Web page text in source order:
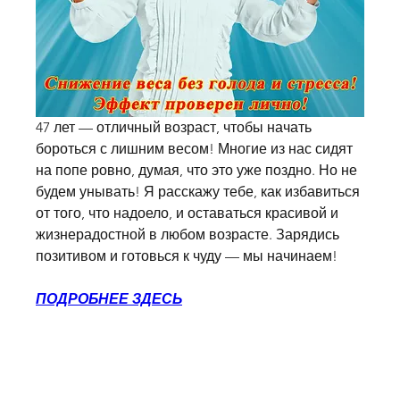
47 лет — отличный возраст, чтобы начать
бороться с лишним весом! Многие из нас сидят
на попе ровно, думая, что это уже поздно. Но не
будем унывать! Я расскажу тебе, как избавиться
от того, что надоело, и оставаться красивой и
жизнерадостной в любом возрасте. Зарядись
позитивом и готовься к чуду — мы начинаем!
ПОДРОБНЕЕ ЗДЕСЬ